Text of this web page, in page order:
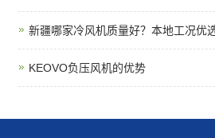
新疆哪家冷风机质量好？本地工况优
KEOVO负压风机的优势